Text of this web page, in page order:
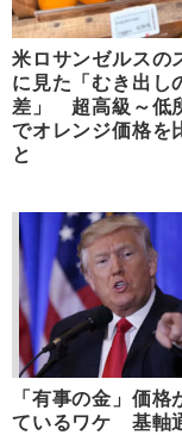
米ロサンゼルスの
に見た「むき出し
差」 超高級～低
でオレンジ価格を
と
「有事の金」価格
ているワケ 基軸